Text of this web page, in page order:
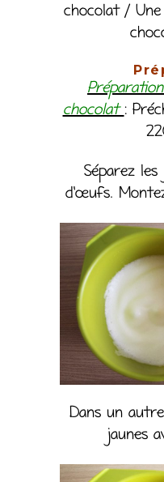
chocolat /
chocolat :
Séparez les
d’œufs.
Dans un
jaunes